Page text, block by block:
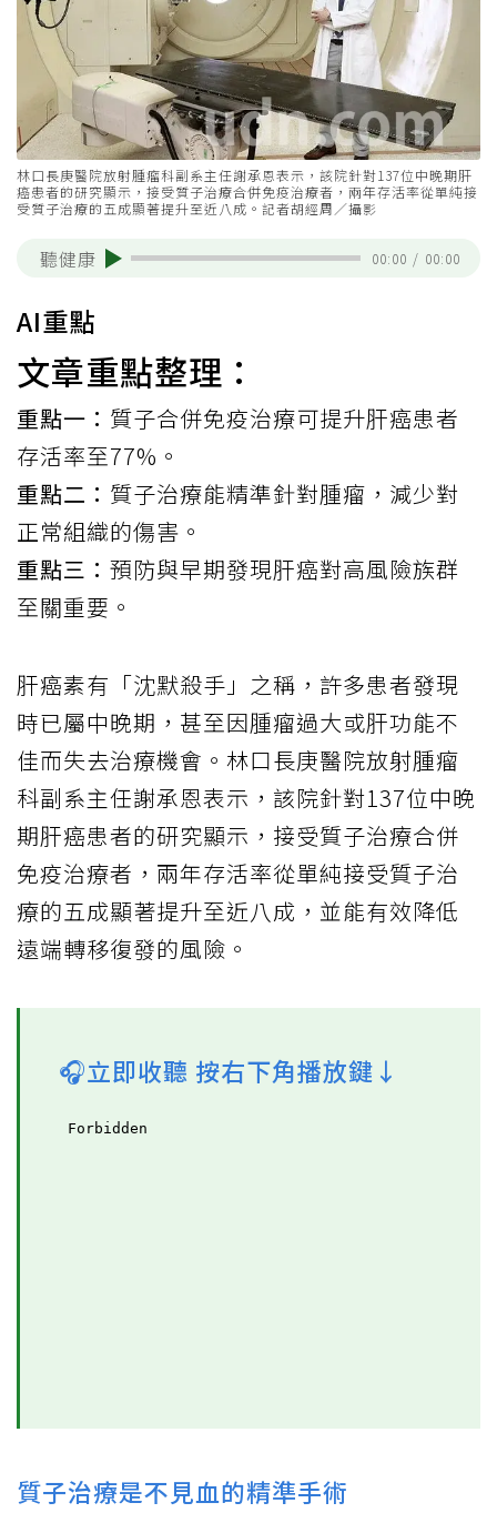
林口長庚醫院放射腫瘤科副系主任謝承恩表示，該院針對137位中晚期肝
癌患者的研究顯示，接受質子治療合併免疫治療者，兩年存活率從單純接
受質子治療的五成顯著提升至近八成。記者胡經周／攝影
聽健康 00:00 / 00:00
AI重點
文章重點整理：
重點一： 質子合併免疫治療可提升肝癌患者
存活率至77%。
重點二： 質子治療能精準針對腫瘤，減少對
正常組織的傷害。
重點三： 預防與早期發現肝癌對高風險族群
至關重要。
肝癌素有「沈默殺手」之稱，許多患者發現
時已屬中晚期，甚至因腫瘤過大或肝功能不
佳而失去治療機會。林口長庚醫院放射腫瘤
科副系主任謝承恩表示，該院針對137位中晚
期肝癌患者的研究顯示，接受質子治療合併
免疫治療者，兩年存活率從單純接受質子治
療的五成顯著提升至近八成，並能有效降低
遠端轉移復發的風險。
🎧立即收聽 按右下角播放鍵↓
質子治療是不見血的精準手術